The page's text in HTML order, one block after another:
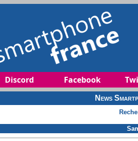
Discord Facebook
News